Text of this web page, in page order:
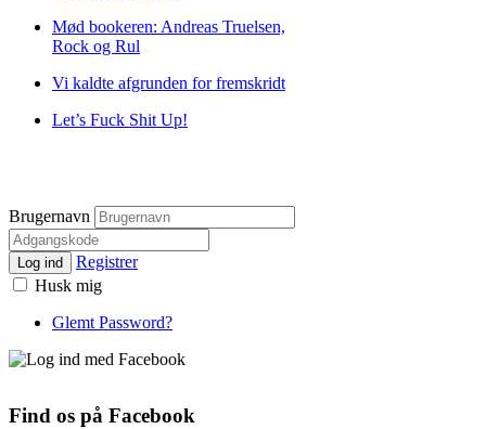
Mød bookeren: Andreas Truelsen,
Rock og Rul
Vi kaldte afgrunden for fremskridt
Let’s Fuck Shit Up!
Brugernavn
Log ind
Registrer
Husk mig
Glemt Password?
Find os på Facebook